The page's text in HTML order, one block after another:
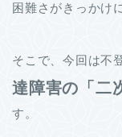
困難さがきっかけ
そこで、今回は不
達障害の「二
す。